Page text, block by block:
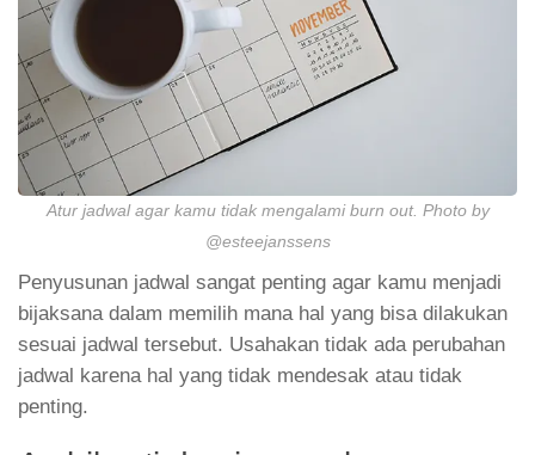
Atur jadwal agar kamu tidak mengalami burn out. Photo by
@esteejanssens
Penyusunan jadwal sangat penting agar kamu menjadi
bijaksana dalam memilih mana hal yang bisa dilakukan
sesuai jadwal tersebut. Usahakan tidak ada perubahan
jadwal karena hal yang tidak mendesak atau tidak
penting.